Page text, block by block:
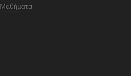
Μαθήματα